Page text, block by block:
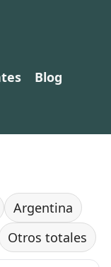
Blog
Argentina
Otros totales